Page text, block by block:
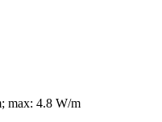
max: 4.8 W/m